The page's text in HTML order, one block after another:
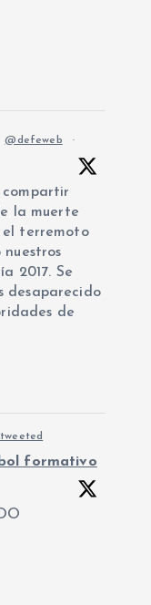
@defeweb ·
compartir
la muerte
el terremoto
2017. Se
desaparecido
de
formativo